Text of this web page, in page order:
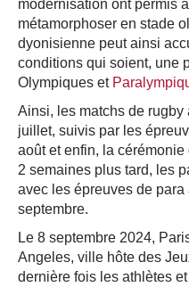
modernisation ont permis
métamorphoser en stade
dyonisienne peut ainsi
conditions qui soient, une
Olympiques et
Ainsi, les matchs de
juillet, suivis par les
août et enfin, la
2 semaines plus tard, les
avec les épreuves de
septembre.
Le 8 septembre 2024,
Angeles, ville hôte des
dernière fois les athlètes